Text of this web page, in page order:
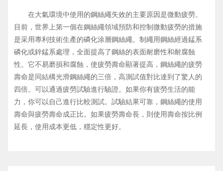
在大氣環境中使用的鋼絲繩失效的主要原因是微動疲勞。
目前，世界上第一個在鋼絲繩領域預防和控制微動疲勞的措施
是采用專利技術生產的磷化涂層鋼絲繩。制繩用鋼絲經過錳系
磷化或鋅錳系處理，全面提高了鋼絲的表面耐磨性和耐腐蝕
性。它不易磨損和腐蝕，使疲勞壽命顯著提高，鋼絲繩的疲勞
壽命是同結構光滑鋼絲繩的三倍，高測試值對比達到了驚人的
四倍。可以通過疲勞試驗進行驗證。如果你有疲勞生活的能
力，你可以自己進行比較測試。試驗結果可靠，鋼絲繩的使用
壽命與疲勞壽命成正比。如果疲勞壽命長，則使用壽命按比例
延長，使用成本更低，穩定性更好。